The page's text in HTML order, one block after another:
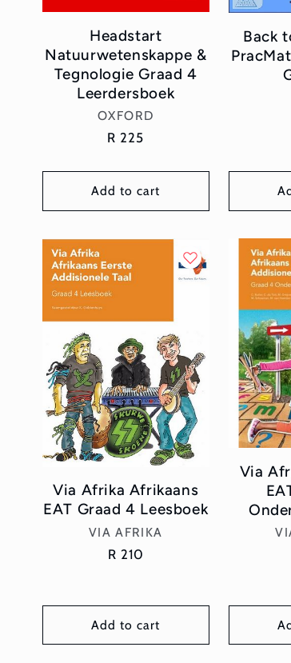
Headstart
Natuurwetenskappe &
Tegnologie Graad 4
Leerdersboek
Vendor:
OXFORD
Regular
R 225
Add to cart
Back
Via Afrika Afrikaans
EAT Graad 4 Leesboek
Vendor:
VIA AFRIKA
Regular
R 210
Add to cart
Via